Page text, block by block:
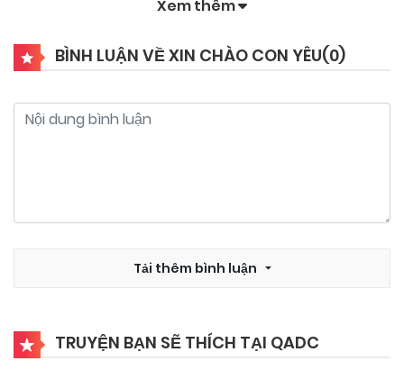
25/09/2024
25/09/2024
Chapter 39
Xem thêm
BÌNH LUẬN VỀ XIN CHÀO CON YÊU(0)
Tải thêm bình luận
TRUYỆN BẠN SẼ THÍCH TẠI QADC